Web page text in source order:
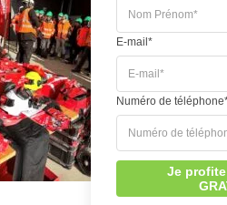
E-mail*
Numéro de
Je